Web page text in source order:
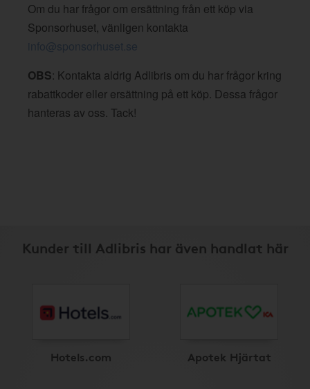
Om du har frågor om ersättning från ett köp via
Sponsorhuset, vänligen kontakta
info@sponsorhuset.se
OBS: Kontakta aldrig Adlibris om du har frågor kring
rabattkoder eller ersättning på ett köp. Dessa frågor
hanteras av oss. Tack!
Kunder till Adlibris har även handlat här
Hotels.com Apotek Hjärtat